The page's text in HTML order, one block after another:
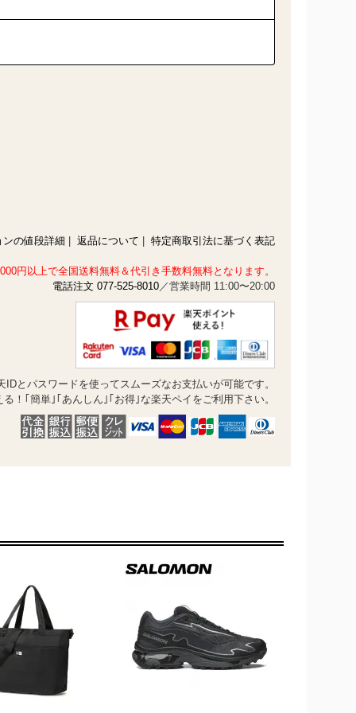
ンの値段詳細 | 返品について | 特定商取引法に基づく表記
円以上で全国送料無料＆代引き手数料無料となります。
電話注文 077-525-8010 ／営業時間 11:00〜20:00
IDとパスワードを使ってスムーズなお支払いが可能です。
！｢簡単｣｢あんしん｣｢お得｣な楽天ペイをご利用下さい。